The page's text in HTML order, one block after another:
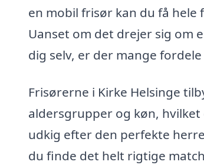
en mobil frisør kan du få
Uanset om det drejer sig om
dig selv, er der mange
Frisørerne i Kirke Helsinge
aldersgrupper og køn,
udkig efter den perfekte
du finde det helt rigtige